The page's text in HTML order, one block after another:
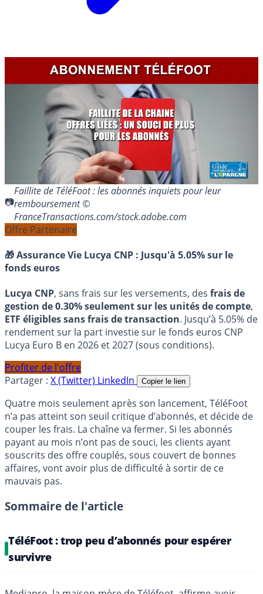
Faillite de TéléFoot : les abonnés inquiets pour leur
remboursement ©
FranceTransactions.com/stock.adobe.com
Offre Partenaire
🎁 Assurance Vie Lucya CNP : Jusqu'à 5.05% sur le
fonds euros
Lucya CNP, sans frais sur les versements, des frais de
gestion de 0.30% seulement sur les unités de compte,
ETF éligibles sans frais de transaction. Jusqu’à 5.05% de
rendement sur la part investie sur le fonds euros CNP
Lucya Euro B en 2026 et 2027 (sous conditions).
Profiter de l'offre
Partager : X (Twitter) LinkedIn Copier le lien
Quatre mois seulement après son lancement, TéléFoot
n’a pas atteint son seuil critique d’abonnés, et décide de
couper les frais. La chaîne va fermer. Si les abonnés
payant au mois n’ont pas de souci, les clients ayant
souscrits des offre couplés, sous couvert de bonnes
affaires, vont avoir plus de difficulté à sortir de ce
mauvais pas.
Sommaire de l'article
TéléFoot : trop peu d’abonnés pour espérer
survivre